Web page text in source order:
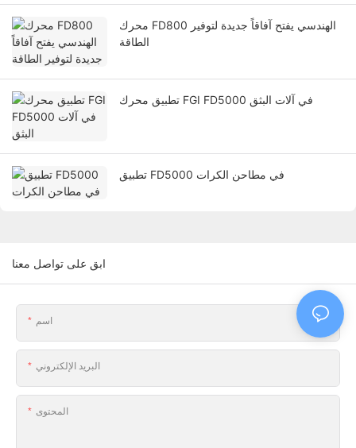
محرك FD800 الهندسي يفتح آفاقاً جديدة لتوفير
الطاقة
تطبيق محرك FGI FD5000 في آلات البثق
تطبيق FD5000 في مطاحن الكرات
ابق على تواصل معنا
اسم
البريد الإلكتروني
المحتوى